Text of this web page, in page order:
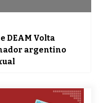
DEAM Volta
argentino